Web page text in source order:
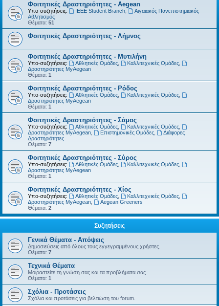
Φοιτητικές Δραστηριότητες - Aegean
Υπο-συζητήσεις: IEEE Student Branch,
Αιγαιακός Πανεπιστημιακός
Αθλητισμός
Θέματα: 51
Φοιτητικές Δραστηριότητες - Λήμνος
Φοιτητικές Δραστηριότητες - Μυτιλήνη
Υπο-συζητήσεις: Αθλητικές Ομάδες, Καλλιτεχνικές Ομάδες,
Δραστηριότητες MyAegean
Θέματα: 1
Φοιτητικές Δραστηριότητες - Ρόδος
Υπο-συζητήσεις: Αθλητικές Ομάδες, Καλλιτεχνικές Ομάδες,
Δραστηριότητες MyAegean
Θέματα: 1
Φοιτητικές Δραστηριότητες - Σάμος
Υπο-συζητήσεις: Αθλητικές Ομάδες, Καλλιτεχνικές Ομάδες,
Δραστηριότητες MyAegean
Επιστημονικές Ομάδες,
Διάφορες
Δραστηριότητες
Θέματα: 7
Φοιτητικές Δραστηριότητες - Σύρος
Υπο-συζητήσεις: Αθλητικές Ομάδες, Καλλιτεχνικές Ομάδες,
Δραστηριότητες MyAegean
Θέματα: 1
Φοιτητικές Δραστηριότητες - Χίος
Υπο-συζητήσεις: Αθλητικές Ομάδες, Καλλιτεχνικές Ομάδες,
Δραστηριότητες MyAegean
Aegean Greeners
Θέματα: 2
Συζητήσεις
Γενικά Θέματα - Απόψεις
Δημοσιεύσεις από όλους τους εγγεγραμμένους χρήστες.
Θέματα: 7
Τεχνικά Θέματα
Μοιραστείτε τη γνώση σας και τα προβλήματα σας
Θέματα: 1
Σχόλια - Προτάσεις
Σχόλια και προτάσεις για βελτιώση του forum.